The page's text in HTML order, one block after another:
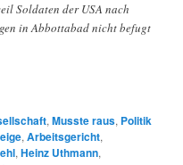
Soldaten der USA nach
in Abbottabad nicht befugt
,Musste raus, Politik
,Arbeitsgericht,
,Heinz Uthmann,